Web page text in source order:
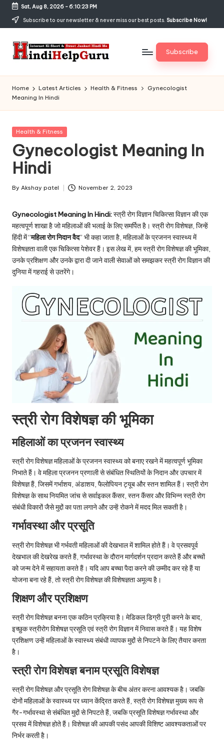
Skip
content
Sat, Aug 8, 2026- 6:10:24 PM
Subscribe to our newsletter & never miss our best posts. Subscribe Now!
H
in
di
H
el
p
G
u
r
u.
c
o
m
Jankari
Hindi
me
Subscribe
Home Latest Articles Health & Fitness
Gynecologist
Meaning In Hindi
Posted
Health & Fitness
Gynecologist Meaning In
Hindi
Posted
By Akshay patel November 2, 2023
Gynecologist Meaning In Hindi:स्त्री रोग विज्ञान चिकित्सा विज्ञान की एक
महत्वपूर्ण शाखा है जो महिलाओं की भलाई के लिए समर्पित है। स्त्री रोग विशेषज्ञ, जिन्हें
हिंदी में “महिला रोग निदान वैद” भी कहा जाता है, महिलाओं के प्रजनन स्वास्थ्य में
विशेषज्ञता वाली एक चिकित्सा पेशेवर हैं। इस लेख में, हम स्त्री रोग विशेषज्ञ की भूमिका,
उनके प्रशिक्षण और उनके द्वारा दी जाने वाली सेवाओं को समझकर स्त्री रोग विज्ञान की
दुनिया में गहराई से उतरेंगे।
स्त्री रोग विशेषज्ञ की भूमिका
महिलाओं का प्रजनन स्वास्थ्य
स्त्री रोग विशेषज्ञ महिलाओं के प्रजनन स्वास्थ्य को बनाए रखने में महत्वपूर्ण भूमिका
निभाते हैं। वे महिला प्रजनन प्रणाली से संबंधित स्थितियों के निदान और उपचार में
विशेषज्ञ हैं, जिसमें गर्भाशय, अंडाशय, फैलोपियन ट्यूब और स्तन शामिल हैं। स्त्री रोग
विशेषज्ञ के साथ नियमित जांच से सर्वाइकल कैंसर, स्तन कैंसर और विभिन्न स्त्री रोग
संबंधी विकारों जैसे मुद्दों का पता लगाने और उन्हें रोकने में मदद मिल सकती है।
गर्भावस्था और प्रसूति
स्त्री रोग विशेषज्ञ भी गर्भवती महिलाओं की देखभाल में शामिल होते हैं। वे प्रसवपूर्व
देखभाल की देखरेख करते हैं, गर्भावस्था के दौरान मार्गदर्शन प्रदान करते हैं और बच्चों
को जन्म देने में सहायता करते हैं। यदि आप बच्चा पैदा करने की उम्मीद कर रहे हैं या
योजना बना रहे हैं, तो स्त्री रोग विशेषज्ञ की विशेषज्ञता अमूल्य है।
शिक्षण और प्रशिक्षण
स्त्री रोग विशेषज्ञ बनना एक कठिन प्रक्रिया है। मेडिकल डिग्री पूरी करने के बाद,
इच्छुक स्त्रीरोग विशेषज्ञ प्रसूति एवं स्त्री रोग विज्ञान में निवास करते हैं। यह विशेष
प्रशिक्षण उन्हें महिलाओं के स्वास्थ्य संबंधी व्यापक मुद्दों से निपटने के लिए तैयार करता
है।
स्त्री रोग विशेषज्ञ बनाम प्रसूति विशेषज्ञ
स्त्री रोग विशेषज्ञ और प्रसूति रोग विशेषज्ञ के बीच अंतर करना आवश्यक है। जबकि
दोनों महिलाओं के स्वास्थ्य पर ध्यान केंद्रित करते हैं, स्त्री रोग विशेषज्ञ मुख्य रूप से
गैर-गर्भावस्था से संबंधित मुद्दों से निपटते हैं, जबकि प्रसूति विशेषज्ञ गर्भावस्था और
प्रसव में विशेषज्ञ होते हैं। विशेषज्ञ की आपकी पसंद आपकी विशिष्ट आवश्यकताओं पर
निर्भर करती है।